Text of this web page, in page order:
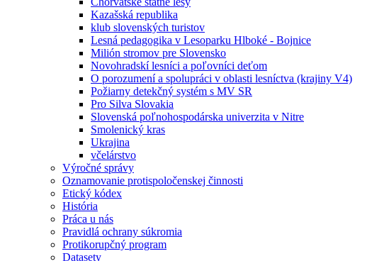
Kazašská republika
klub slovenských turistov
Lesná pedagogika v Lesoparku Hlboké - Bojnice
Milión stromov pre Slovensko
Novohradskí lesníci a poľovníci deťom
O porozumení a spolupráci v oblasti lesníctva (krajiny V4)
Požiarny detekčný systém s MV SR
Pro Silva Slovakia
Slovenská poľnohospodárska univerzita v Nitre
Smolenický kras
Ukrajina
včelárstvo
Výročné správy
Oznamovanie protispoločenskej činnosti
Etický kódex
História
Práca u nás
Pravidlá ochrany súkromia
Protikorupčný program
Datasety